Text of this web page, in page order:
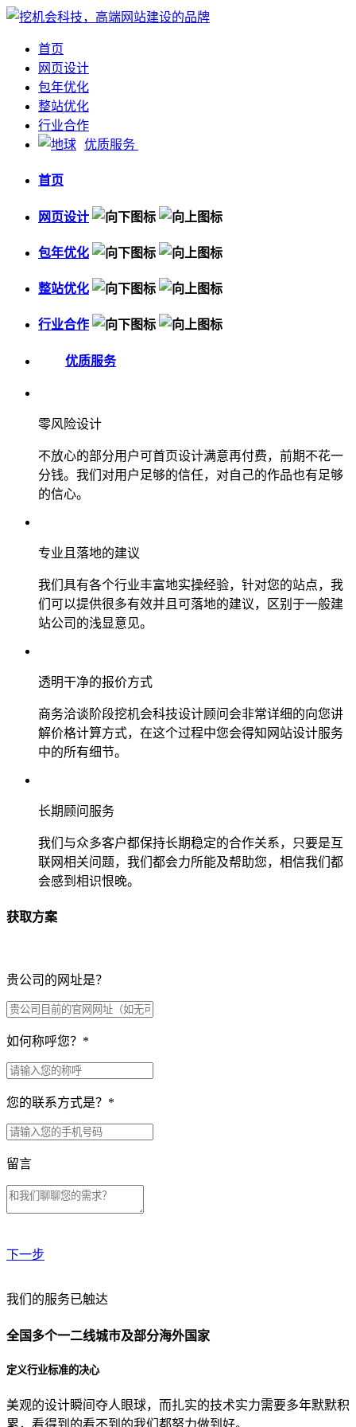
首页
网页设计
包年优化
整站优化
行业合作
优质服务
首页
网页设计
包年优化
整站优化
行业合作
优质服务
零风险设计
不放心的部分用户可首页设计满意再付费，前期不花一
分钱。我们对用户足够的信任，对自己的作品也有足够
的信心。
专业且落地的建议
我们具有各个行业丰富地实操经验，针对您的站点，我
们可以提供很多有效并且可落地的建议，区别于一般建
站公司的浅显意见。
透明干净的报价方式
商务洽谈阶段挖机会科技设计顾问会非常详细的向您讲
解价格计算方式，在这个过程中您会得知网站设计服务
中的所有细节。
长期顾问服务
我们与众多客户都保持长期稳定的合作关系，只要是互
联网相关问题，我们都会力所能及帮助您，相信我们都
会感到相识恨晚。
获取方案
贵公司的网址是？
如何称呼您？ *
您的联系方式是？ *
留言
下一步
贵公司预算范围是？
贵公司的团队规模是？
目前主要的营销渠道是？
我们的服务已触达
全国多个一二线城市及部分海外国家
定义行业标准的决心
美观的设计瞬间夺人眼球，而扎实的技术实力需要多年默默积
累，看得到的看不到的我们都努力做到好。